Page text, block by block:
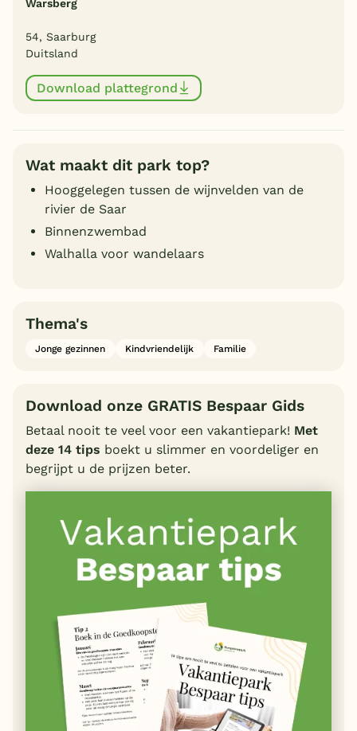
Warsberg
54, Saarburg
Duitsland
Download plattegrond
Wat maakt dit park top?
Hooggelegen tussen de wijnvelden van de
rivier de Saar
Binnenzwembad
Walhalla voor wandelaars
Thema's
Jonge gezinnen Kindvriendelijk Familie
Download onze GRATIS Bespaar Gids
Betaal nooit te veel voor een vakantiepark! Met
deze 14 tips boekt u slimmer en voordeliger en
begrijpt u de prijzen beter.